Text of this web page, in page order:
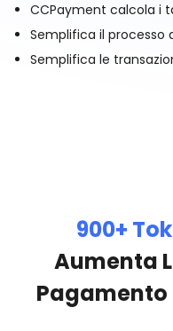
CCPayment calcola i
Semplifica il processo
Semplifica le
900+
Aumenta
Pagamento